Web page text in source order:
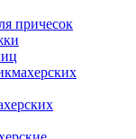
причесок